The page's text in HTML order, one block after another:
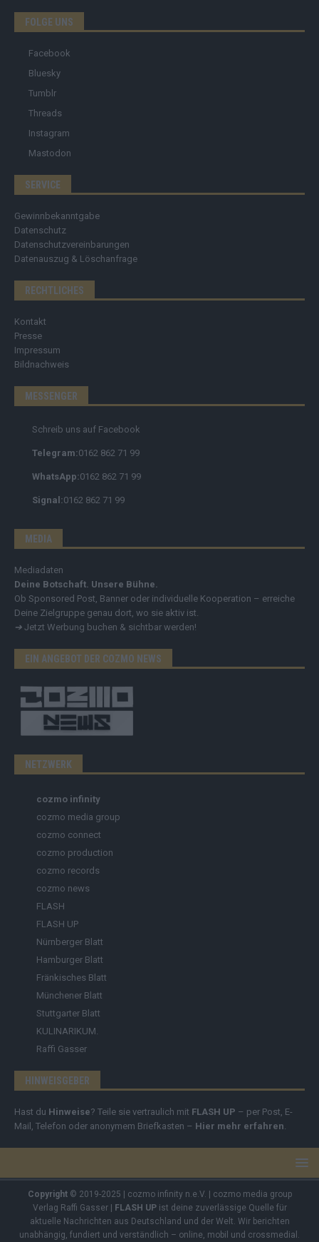
FOLGE UNS
Facebook
Bluesky
Tumblr
Threads
Instagram
Mastodon
SERVICE
Gewinnbekanntgabe
Datenschutz
Datenschutzvereinbarungen
Datenauszug & Löschanfrage
RECHTLICHES
Kontakt
Presse
Impressum
Bildnachweis
MESSENGER
Schreib uns auf Facebook
Telegram:0162 862 71 99
WhatsApp:0162 862 71 99
Signal:0162 862 71 99
MEDIA
Mediadaten
Deine Botschaft. Unsere Bühne.
Ob Sponsored Post, Banner oder individuelle Kooperation – erreiche
Deine Zielgruppe genau dort, wo sie aktiv ist.
➔ Jetzt Werbung buchen & sichtbar werden!
EIN ANGEBOT DER COZMO NEWS
NETZWERK
cozmo infinity
cozmo media group
cozmo connect
cozmo production
cozmo records
cozmo news
FLASH
FLASH UP
Nürnberger Blatt
Hamburger Blatt
Fränkisches Blatt
Münchener Blatt
Stuttgarter Blatt
KULINARIKUM.
Raffi Gasser
HINWEISGEBER
Hast du Hinweise? Teile sie vertraulich mit FLASH UP – per Post, E-
Mail, Telefon oder anonymem Briefkasten – Hier mehr erfahren.
Copyright© 2019-2025 | cozmo infinity n.e.V. | cozmo media group
Verlag Raffi Gasser |
FLASH UPist deine zuverlässige Quelle für
aktuelle Nachrichten aus Deutschland und der Welt. Wir berichten
unabhängig, fundiert und verständlich – online, mobil und crossmedial.